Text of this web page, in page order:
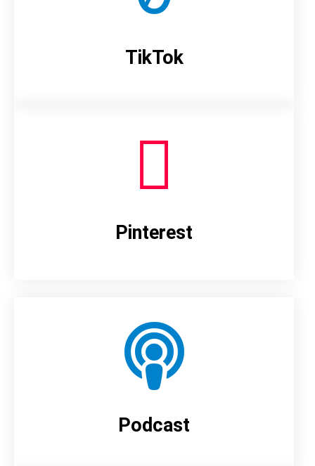
TikTok
Pinterest
Podcast